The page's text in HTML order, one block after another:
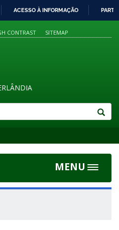
PARA
O
ACESSO À INFORMAÇÃO
CONTRAST SITEMAP
MENU
Toggle